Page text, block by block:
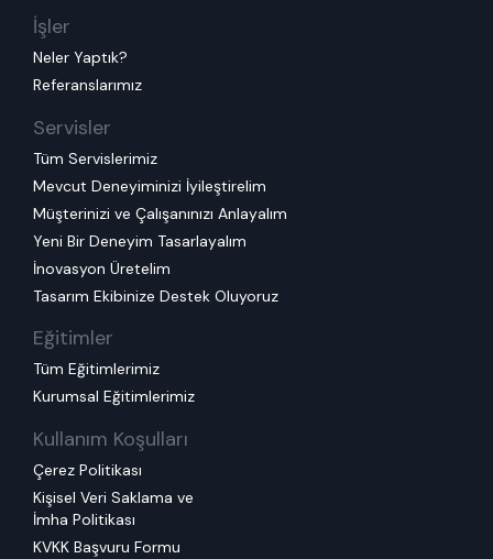
İşler
Neler Yaptık?
Referanslarımız
Servisler
Tüm Servislerimiz
Mevcut Deneyiminizi İyileştirelim
Müşterinizi ve Çalışanınızı Anlayalım
Yeni Bir Deneyim Tasarlayalım
İnovasyon Üretelim
Tasarım Ekibinize Destek Oluyoruz
Eğitimler
Tüm Eğitimlerimiz
Kurumsal Eğitimlerimiz
Kullanım Koşulları
Çerez Politikası
Kişisel Veri Saklama ve
İmha Politikası
KVKK Başvuru Formu